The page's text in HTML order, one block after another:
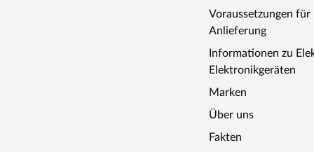
Voraussetzungen für
Anlieferung
Informationen zu
Elektronikgeräten
Marken
Über uns
Fakten